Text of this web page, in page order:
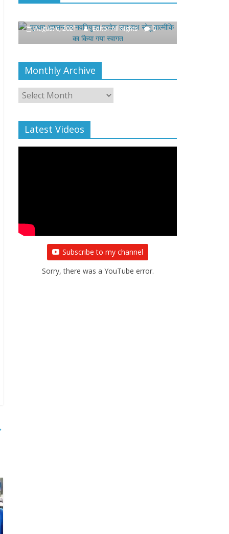
Editor All Rights 0
खिलाफ प्रदर्शन
Monthly Archive
Monthly
Archive
Latest Videos
Subscribe to my channel
Sorry, there was a YouTube error.